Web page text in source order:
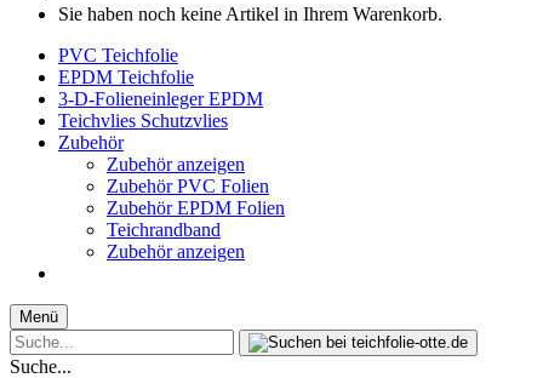
Sie haben noch keine Artikel in Ihrem Warenkorb.
PVC Teichfolie
EPDM Teichfolie
3-D-Folieneinleger EPDM
Teichvlies Schutzvlies
Zubehör
Zubehör anzeigen
Zubehör PVC Folien
Zubehör EPDM Folien
Teichrandband
Zubehör anzeigen
Menü
Suche...